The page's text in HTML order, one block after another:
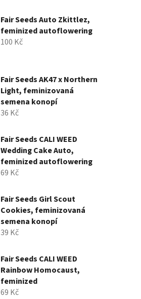
Fair Seeds Auto Zkittlez,
feminized autoflowering
100 Kč
Fair Seeds AK47 x Northern
Light, feminizovaná
semena konopí
36 Kč
Fair Seeds CALI WEED
Wedding Cake Auto,
feminized autoflowering
69 Kč
Fair Seeds Girl Scout
Cookies, feminizovaná
semena konopí
39 Kč
Fair Seeds CALI WEED
Rainbow Homocaust,
feminized
69 Kč